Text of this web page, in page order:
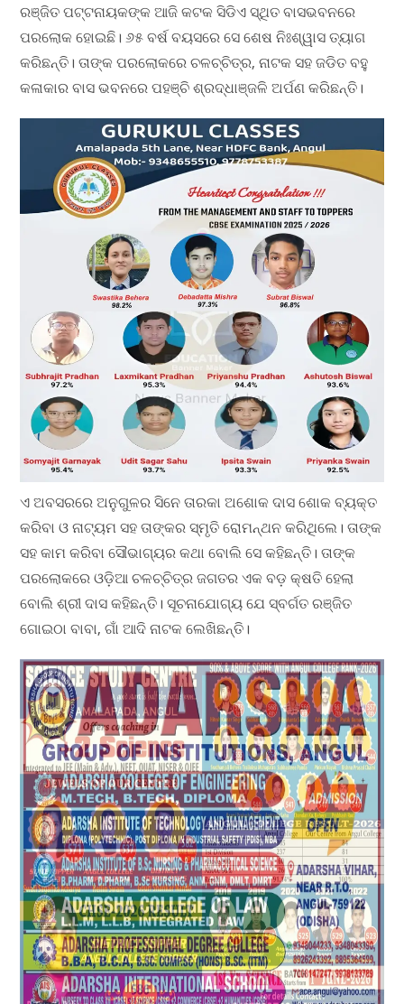
ରଞ୍ଜିତ ପଟ୍ଟନାୟକଙ୍କ ଆଜି କଟକ ସିଡିଏ ସ୍ଥିତ ବାସଭବନରେ
ପରଲୋକ ହୋଇଛି। ୬୫ ବର୍ଷ ବୟସରେ ସେ ଶେଷ ନିଃଶ୍ୱାସ ତ୍ୟାଗ
କରିଛନ୍ତି। ତାଙ୍କ ପରଲୋକରେ ଚଳଚ୍ଚିତ୍ର, ନାଟକ ସହ ଜଡିତ ବହୁ
କଳାକାର ବାସ ଭବନରେ ପହଞ୍ଚି ଶ୍ରଦ୍ଧାଞ୍ଜଳି ଅର୍ପଣ କରିଛନ୍ତି।
ଏ ଅବସରରେ ଅନୁଗୁଳର ସିନେ ତାରକା ଅଶୋକ ଦାସ ଶୋକ ବ୍ୟକ୍ତ
କରିବା ଓ ନାଟ୍ୟମ ସହ ତାଙ୍କର ସ୍ମୃତି ରୋମନ୍ଥନ କରିଥିଲେ। ତାଙ୍କ
ସହ କାମ କରିବା ସୌଭାଗ୍ୟର କଥା ବୋଲି ସେ କହିଛନ୍ତି।ତାଙ୍କ
ପରଲୋକରେ ଓଡ଼ିଆ ଚଳଚ୍ଚିତ୍ର ଜଗତର ଏକ ବଡ଼ କ୍ଷତି ହେଲା
ବୋଲି ଶ୍ରୀ ଦାସ କହିଛନ୍ତି। ସୂଚନାଯୋଗ୍ୟ ଯେ ସ୍ବର୍ଗତ ରଞ୍ଜିତ
ଗୋଇଠା ବାବା, ଗାଁ ଆଦି ନାଟକ ଲେଖିଛନ୍ତି।